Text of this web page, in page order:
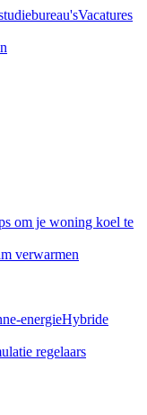
Vacatures
om je woning koel te
verwarmen
energieHybride
regelaars